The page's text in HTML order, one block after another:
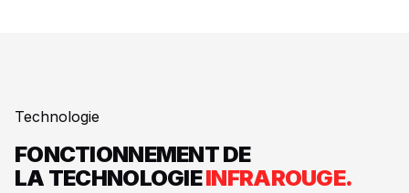
Technologie
FONCTIONNEMENT DE
LA TECHNOLOGIEINFRAROUGE.